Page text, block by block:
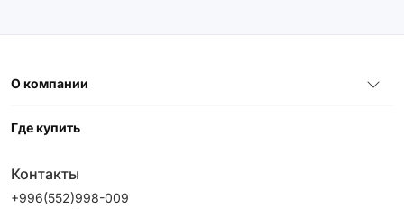
О компании
Где купить
Контакты
+996(552)998-009